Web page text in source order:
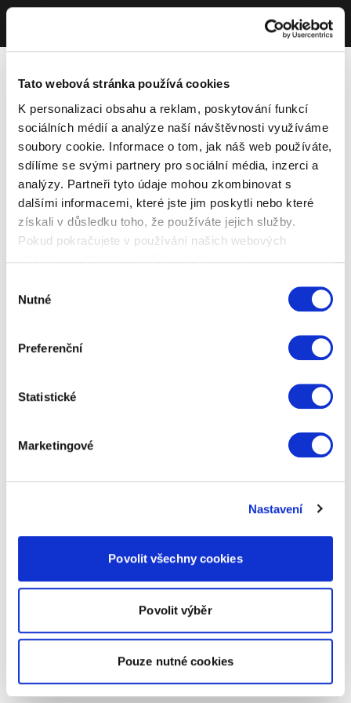
Tato webová stránka používá cookies
K personalizaci obsahu a reklam, poskytování funkcí
sociálních médií a analýze naší návštěvnosti využíváme
soubory cookie. Informace o tom, jak náš web používáte,
sdílíme se svými partnery pro sociální média, inzerci a
analýzy. Partneři tyto údaje mohou zkombinovat s
dalšími informacemi, které jste jim poskytli nebo které
získali v důsledku toho, že používáte jejich služby.
Pokud pokračujete v používání našich webových
souhlasu
Nutné
Preferenční
Statistické
Marketingové
Nastavení
Povolit všechny cookies
Povolit výběr
Pouze nutné cookies